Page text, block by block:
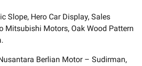
Slope, Hero Car Display, Sales
Mitsubishi Motors, Oak Wood Pattern
Berlian Motor – Sudirman,